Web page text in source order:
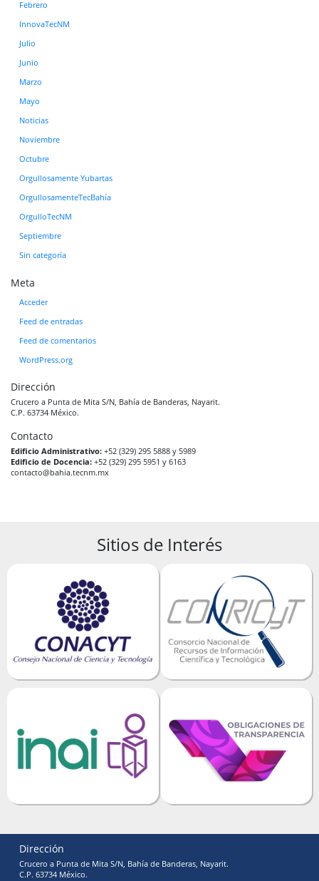
Febrero
InnovaTecNM
Julio
Junio
Marzo
Mayo
Noticias
Noviembre
Octubre
Orgullosamente Yubartas
OrgullosamenteTecBahía
OrgulloTecNM
Septiembre
Sin categoría
Meta
Acceder
Feed de entradas
Feed de comentarios
WordPress.org
Dirección
Crucero a Punta de Mita S/N, Bahía de Banderas, Nayarit.
C.P. 63734 México.
Contacto
Edificio Administrativo: +52 (329) 295 5888 y 5989
Edificio de Docencia: +52 (329) 295 5951 y 6163
contacto@bahia.tecnm.mx
Sitios de Interés
Dirección
Crucero a Punta de Mita S/N, Bahía de Banderas, Nayarit.
C.P. 63734 México.